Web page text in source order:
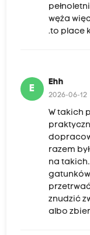
węża
.to place
E
Ehh
2026-06-12
W takich
razem
na
znudzić
albo